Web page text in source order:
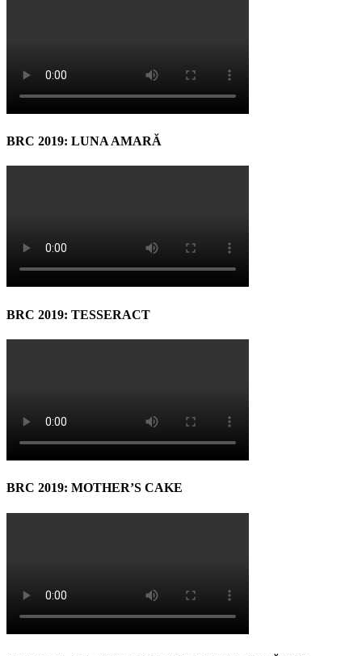
BRC 2019: LUNA AMARĂ
BRC 2019: TESSERACT
BRC 2019: MOTHER’S CAKE